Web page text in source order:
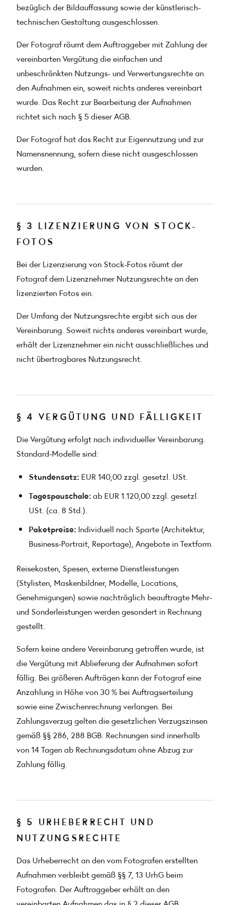
bezüglich der Bildauffassung sowie der künstlerisch-
technischen Gestaltung ausgeschlossen.
Der Fotograf räumt dem Auftraggeber mit Zahlung der
vereinbarten Vergütung die einfachen und
unbeschränkten Nutzungs- und Verwertungsrechte an
den Aufnahmen ein, soweit nichts anderes vereinbart
wurde. Das Recht zur Bearbeitung der Aufnahmen
richtet sich nach § 5 dieser AGB.
Der Fotograf hat das Recht zur Eigennutzung und zur
Namensnennung, sofern diese nicht ausgeschlossen
wurden.
§ 3 LIZENZIERUNG VON STOCK-
FOTOS
Bei der Lizenzierung von Stock-Fotos räumt der
Fotograf dem Lizenznehmer Nutzungsrechte an den
lizenzierten Fotos ein.
Der Umfang der Nutzungsrechte ergibt sich aus der
Vereinbarung. Soweit nichts anderes vereinbart wurde,
erhält der Lizenznehmer ein nicht ausschließliches und
nicht übertragbares Nutzungsrecht.
§ 4 VERGÜTUNG UND FÄLLIGKEIT
Die Vergütung erfolgt nach individueller Vereinbarung.
Standard-Modelle sind:
Stundensatz: EUR 140,00 zzgl. gesetzl. USt.
Tagespauschale:ab EUR 1.120,00 zzgl. gesetzl.
USt. (ca. 8 Std.).
Paketpreise: Individuell nach Sparte (Architektur,
Business-Portrait, Reportage), Angebote in Textform.
Reisekosten, Spesen, externe Dienstleistungen
(Stylisten, Maskenbildner, Modelle, Locations,
Genehmigungen) sowie nachträglich beauftragte Mehr-
und Sonderleistungen werden gesondert in Rechnung
gestellt.
Sofern keine andere Vereinbarung getroffen wurde, ist
die Vergütung mit Ablieferung der Aufnahmen sofort
fällig. Bei größeren Aufträgen kann der Fotograf eine
Anzahlung in Höhe von 30 % bei Auftragserteilung
sowie eine Zwischenrechnung verlangen. Bei
Zahlungsverzug gelten die gesetzlichen Verzugszinsen
gemäß §§ 286, 288 BGB. Rechnungen sind innerhalb
von 14 Tagen ab Rechnungsdatum ohne Abzug zur
Zahlung fällig.
§ 5 URHEBERRECHT UND
NUTZUNGSRECHTE
Das Urheberrecht an den vom Fotografen erstellten
Aufnahmen verbleibt gemäß §§ 7, 13 UrhG beim
Fotografen. Der Auftraggeber erhält an den